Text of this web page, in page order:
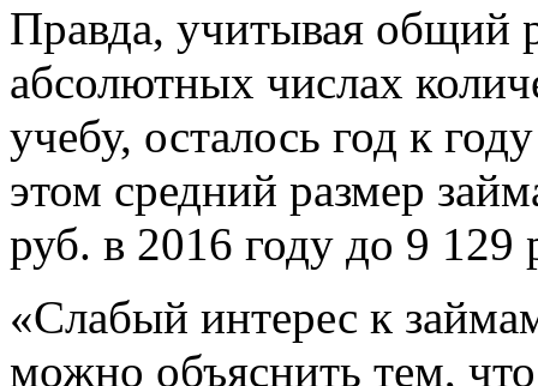
Правда, учитывая общий
абсолютных числах
учебу, осталось год к
этом средний размер
руб. в 2016 году до 9 129
«Слабый интерес к
можно объяснить тем,